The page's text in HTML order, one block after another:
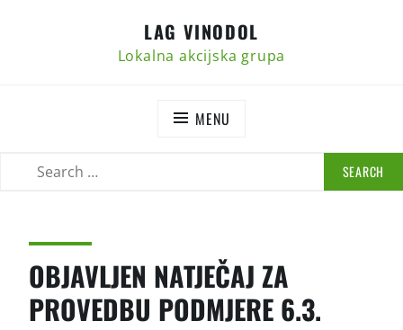
LAG VINODOL
Lokalna akcijska grupa
MENU
OBJAVLJEN NATJEČAJ ZA
PROVEDBU PODMJERE 6.3.